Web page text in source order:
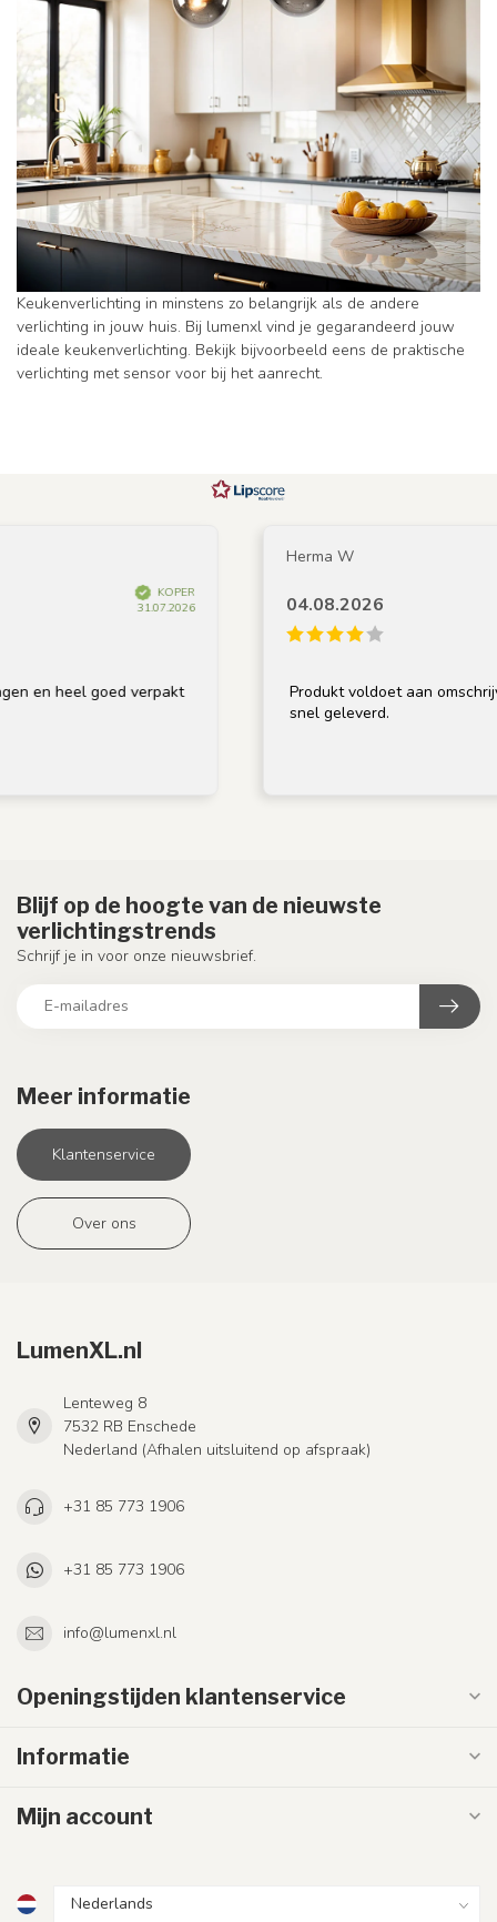
Keukenverlichting in minstens zo belangrijk als de andere
verlichting in jouw huis. Bij lumenxl vind je gegarandeerd jouw
ideale keukenverlichting. Bekijk bijvoorbeeld eens de praktische
verlichting met sensor voor bij het aanrecht.
KOPER
31.07.2026
heel goed verpakt
Herma W
04.08.2026
Produkt voldoet aan omschrijving,
snel geleverd.
Meer informatie
Klantenservice
Over ons
Blijf op de hoogte van de nieuwste
verlichtingstrends
Schrijf je in voor onze nieuwsbrief.
LumenXL.nl
Lenteweg 8
7532 RB Enschede
Nederland (Afhalen uitsluitend op afspraak)
+31 85 773 1906
+31 85 773 1906
info@lumenxl.nl
Openingstijden klantenservice
Informatie
Mijn account